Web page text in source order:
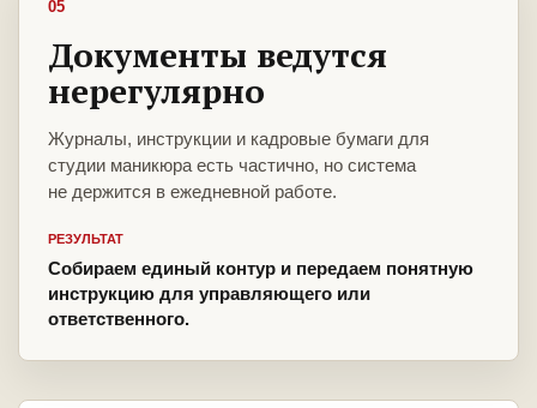
05
Документы ведутся
нерегулярно
Журналы, инструкции и кадровые бумаги для
студии маникюра есть частично, но система
не держится в ежедневной работе.
РЕЗУЛЬТАТ
Собираем единый контур и передаем понятную
инструкцию для управляющего или
ответственного.